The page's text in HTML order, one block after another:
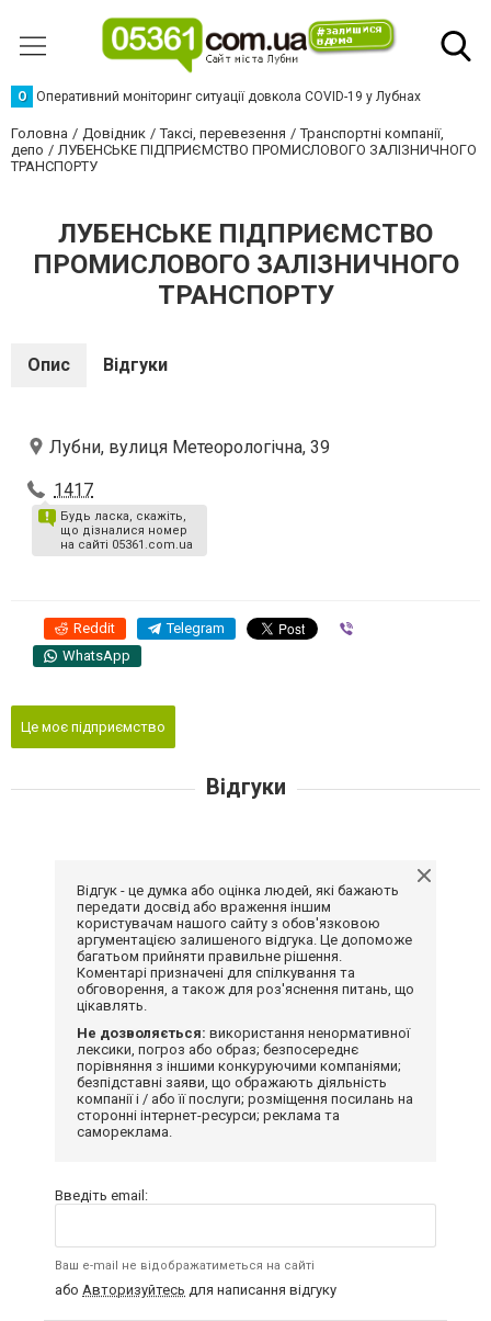
О Оперативний моніторинг ситуації довкола COVID-19 у Лубнах
Головна Довідник Таксі, перевезення
Транспортні компанії,
депо
ЛУБЕНСЬКЕ ПІДПРИЄМСТВО ПРОМИСЛОВОГО ЗАЛІЗНИЧНОГО
ТРАНСПОРТУ
ЛУБЕНСЬКЕ ПІДПРИЄМСТВО
ПРОМИСЛОВОГО ЗАЛІЗНИЧНОГО
ТРАНСПОРТУ
Опис Відгуки
Лубни, вулиця Метеорологічна, 39
1417
Будь ласка, скажіть,
що дізналися номер
на сайті 05361.com.ua
Reddit Telegram
WhatsApp
Це моє підприємство
Відгуки
Відгук - це думка або оцінка людей, які бажають
передати досвід або враження іншим
користувачам нашого сайту з обов'язковою
аргументацією залишеного відгука. Це допоможе
багатьом прийняти правильне рішення.
Коментарі призначені для спілкування та
обговорення, а також для роз'яснення питань, що
цікавлять.
Не дозволяється: використання ненормативної
лексики, погроз або образ; безпосереднє
порівняння з іншими конкуруючими компаніями;
безпідставні заяви, що ображають діяльність
компанії і / або її послуги; розміщення посилань на
сторонні інтернет-ресурси; реклама та
самореклама.
Введіть email:
Ваш e-mail не відображатиметься на сайті
або Авторизуйтесь для написання відгуку